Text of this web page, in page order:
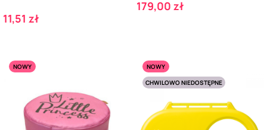
Cena
11,51 zł
Cena
179,00 zł
NOWY
NOWY
CHWILOWO NIEDOSTĘPNE